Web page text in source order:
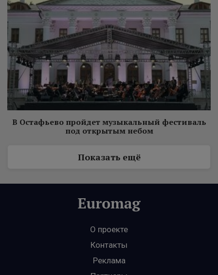
В Остафьево пройдет музыкальный фестиваль
под открытым небом
Показать ещё
О проекте
Контакты
Реклама